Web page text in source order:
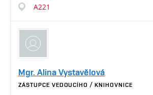
A221
Mgr. Alina Vystavělová
ZÁSTUPCE VEDOUCÍHO / KNIHOVNICE